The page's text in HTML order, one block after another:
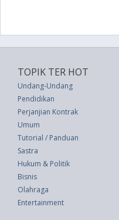
TOPIK TER HOT
Undang-Undang
Pendidikan
Perjanjian Kontrak
Umum
Tutorial / Panduan
Sastra
Hukum & Politik
Bisnis
Olahraga
Entertainment